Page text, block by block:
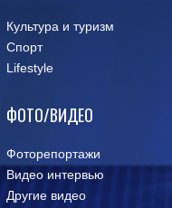
Культура и туризм
Спорт
Lifestyle
ФОТО/ВИДЕО
Фоторепортажи
Видео интервью
Другие видео